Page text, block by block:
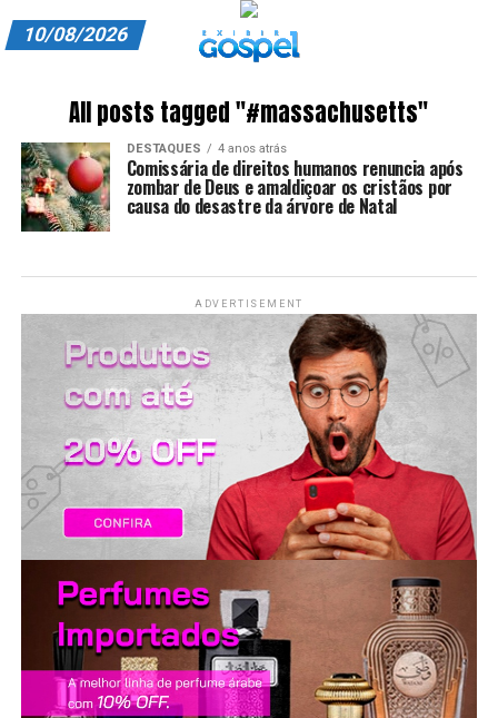
ASSINE
CARRINHO
EDITORIAL
EXPEDIENTE
FINALIZAR COMPRA
HOME
LANÇAMENTOS
10/08/2026
All posts tagged "#massachusetts"
DESTAQUES 4 anos atrás
Comissária de direitos humanos renuncia após
zombar de Deus e amaldiçoar os cristãos por
causa do desastre da árvore de Natal
ADVERTISEMENT